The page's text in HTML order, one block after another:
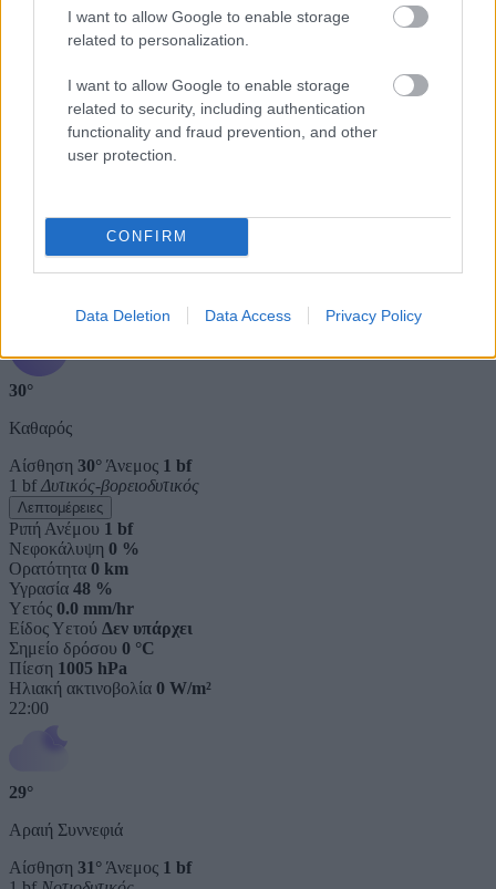
I want to allow Google to enable storage
related to personalization.
I want to allow Google to enable storage
related to security, including authentication
functionality and fraud prevention, and other
user protection.
CONFIRM
Data Deletion Data Access Privacy Policy
Λεπτομέρειες
Ριπή Ανέμου 3 bf
Ορατότητα 0 km
39 %
0.0 mm/hr
Είδος Υετού Δεν υπάρχει
Σημείο δρόσου 0 °C
30°
Καθαρός
Αίσθηση 30° Άνεμος 1 bf
1 bf Δυτικός-βορειοδυτικός
Λεπτομέρειες
Ριπή Ανέμου 1 bf
Νεφοκάλυψη 0 %
Ορατότητα 0 km
Υγρασία 48 %
Υετός 0.0 mm/hr
Είδος Υετού Δεν υπάρχει
Σημείο δρόσου 0 °C
Πίεση 1005 hPa
Ηλιακή ακτινοβολία 0 W/m²
22:00
29°
Αραιή Συννεφιά
Αίσθηση 31° Άνεμος 1 bf